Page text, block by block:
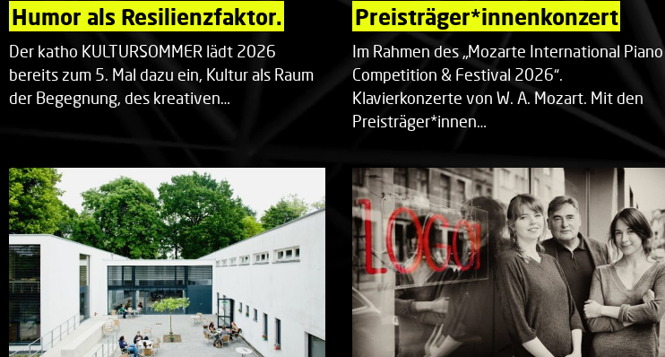
Humor als Resilienzfaktor.
Der katho KULTURSOMMER lädt 2026
bereits zum 5. Mal dazu ein, Kultur als Raum
der Begegnung, des kreativen…
Preisträger*innenkonzert
Im Rahmen des „Mozarte International Piano
Competition & Festival 2026“.
Klavierkonzerte von W. A. Mozart. Mit den
Preisträger*innen…